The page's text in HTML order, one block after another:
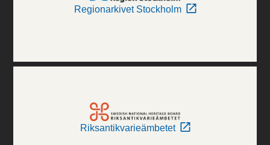
Regionarkivet Stockholm
Riksantikvarieämbetet